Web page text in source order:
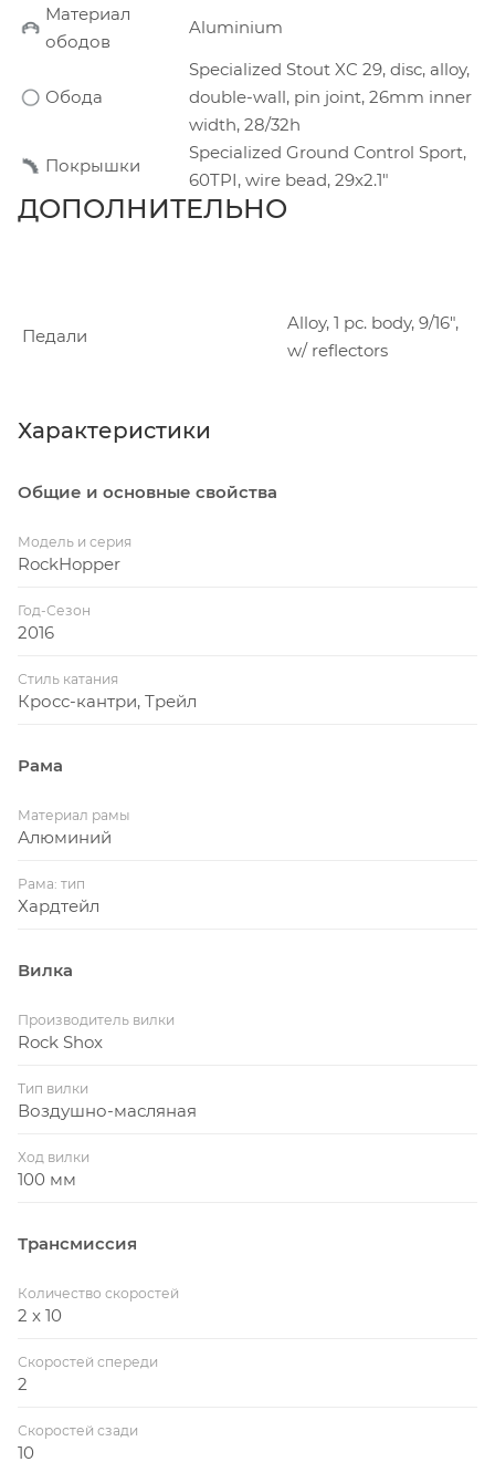
Материал
ободов
Aluminium
Обода
Specialized Stout XC 29, disc, alloy,
double-wall, pin joint, 26mm inner
width, 28/32h
Покрышки
Specialized Ground Control Sport,
60TPI, wire bead, 29x2.1"
ДОПОЛНИТЕЛЬНО
Педали
Alloy, 1 pc. body, 9/16",
w/ reflectors
Характеристики
Общие и основные свойства
Модель и серия
RockHopper
Год-Сезон
2016
Стиль катания
Кросс-кантри, Трейл
Рама
Материал рамы
Алюминий
Рама: тип
Хардтейл
Вилка
Производитель вилки
Rock Shox
Тип вилки
Воздушно-масляная
Ход вилки
100 мм
Трансмиссия
Количество скоростей
2 x 10
Скоростей спереди
2
Скоростей сзади
10